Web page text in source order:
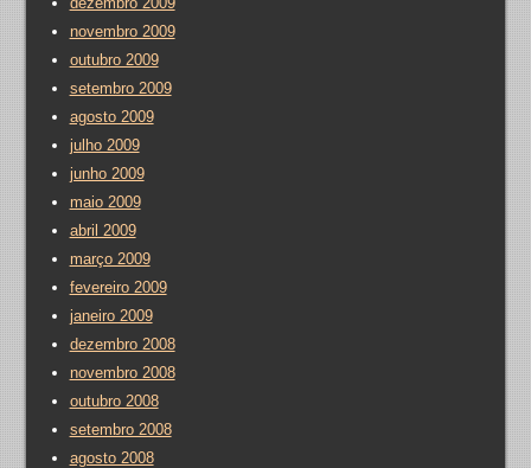
novembro 2009
outubro 2009
setembro 2009
agosto 2009
julho 2009
junho 2009
maio 2009
abril 2009
março 2009
fevereiro 2009
janeiro 2009
dezembro 2008
novembro 2008
outubro 2008
setembro 2008
agosto 2008